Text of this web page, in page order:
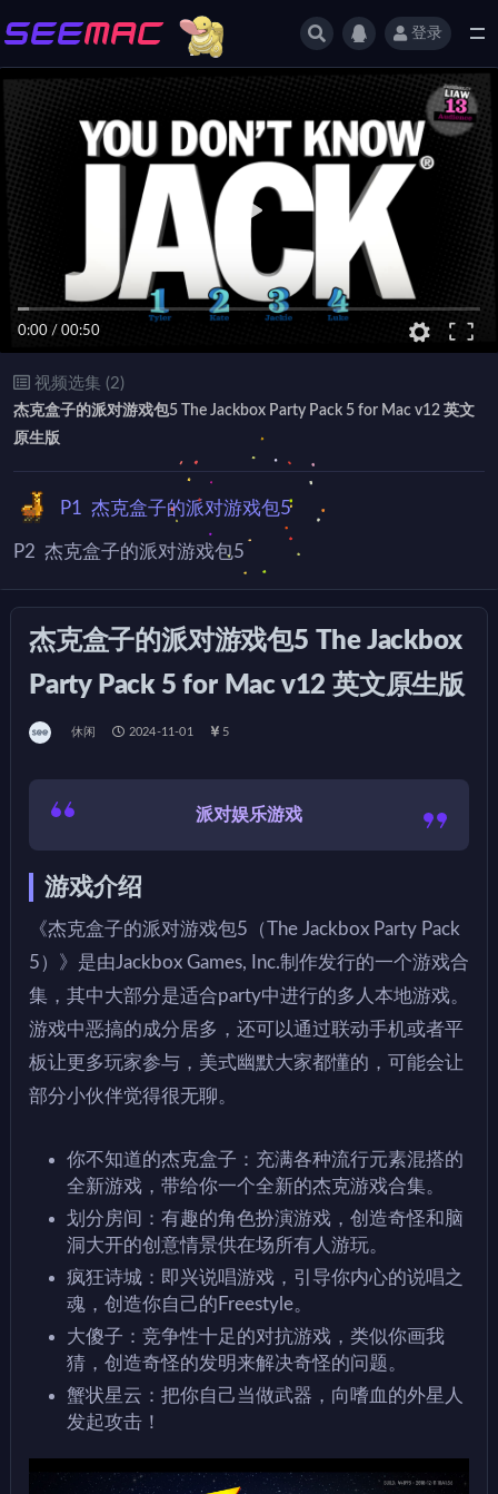
登录
0:00 / 00:50
视频选集 (2)
杰克盒子的派对游戏包5 The Jackbox Party Pack 5 for Mac v12 英文
原生版
P1 杰克盒子的派对游戏包5
P2 杰克盒子的派对游戏包5
杰克盒子的派对游戏包5 The Jackbox
Party Pack 5 for Mac v12 英文原生版
休闲 2024-11-01 5
派对娱乐游戏
游戏介绍
《杰克盒子的派对游戏包5（The Jackbox Party Pack
5）》是由Jackbox Games, Inc.制作发行的一个游戏合
集，其中大部分是适合party中进行的多人本地游戏。
游戏中恶搞的成分居多，还可以通过联动手机或者平
板让更多玩家参与，美式幽默大家都懂的，可能会让
部分小伙伴觉得很无聊。
你不知道的杰克盒子：充满各种流行元素混搭的
全新游戏，带给你一个全新的杰克游戏合集。
划分房间：有趣的角色扮演游戏，创造奇怪和脑
洞大开的创意情景供在场所有人游玩。
疯狂诗城：即兴说唱游戏，引导你内心的说唱之
魂，创造你自己的Freestyle。
大傻子：竞争性十足的对抗游戏，类似你画我
猜，创造奇怪的发明来解决奇怪的问题。
蟹状星云：把你自己当做武器，向嗜血的外星人
发起攻击！